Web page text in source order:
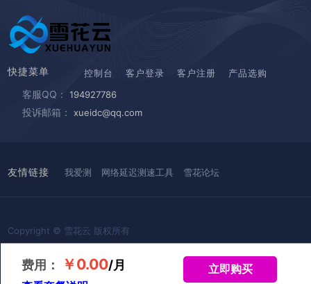
费用： ￥0.00/月
立即购买
快捷菜单 控制台 客户登录 客户注册 产品选购
客服QQ： 194927786
投诉邮箱： xueidc@qq.com
友情链接 我爱测 网络延迟测速工具 雪花论坛
Copyright © 雪花云 版权所有
工信部备案号：黔ICP备2022006109号-11